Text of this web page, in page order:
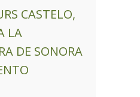
CASTELO,
LA
DE SONORA